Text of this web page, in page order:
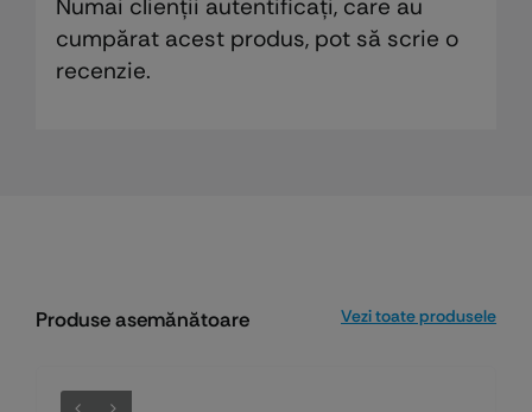
Numai clienții autentificați, care au
cumpărat acest produs, pot să scrie o
recenzie.
Produse asemănătoare Vezi toate produsele